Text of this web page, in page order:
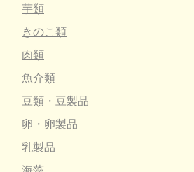
芋類
きのこ類
肉類
魚介類
豆類・豆製品
卵・卵製品
乳製品